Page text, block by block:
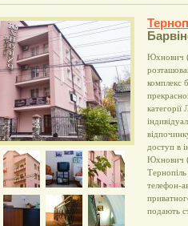
Юхнович
комплекс
доступ в
Юхнович
телефон-
подають